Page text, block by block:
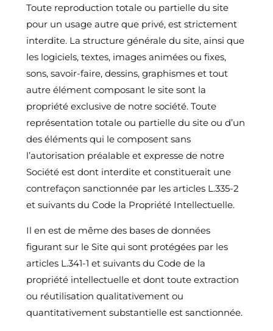
Toute reproduction totale ou partielle du site
pour un usage autre que privé, est strictement
interdite. La structure générale du site, ainsi que
les logiciels, textes, images animées ou fixes,
sons, savoir-faire, dessins, graphismes et tout
autre élément composant le site sont la
propriété exclusive de notre société. Toute
représentation totale ou partielle du site ou d’un
des éléments qui le composent sans
l’autorisation préalable et expresse de notre
Société est dont interdite et constituerait une
contrefaçon sanctionnée par les articles L.335-2
et suivants du Code la Propriété Intellectuelle.
Il en est de même des bases de données
figurant sur le Site qui sont protégées par les
articles L.341-1 et suivants du Code de la
propriété intellectuelle et dont toute extraction
ou réutilisation qualitativement ou
quantitativement substantielle est sanctionnée.